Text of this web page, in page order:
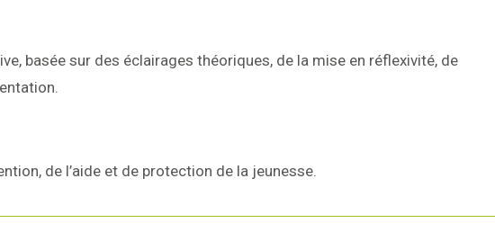
basée sur des éclairages théoriques, de la mise en réflexivité, de
de l’aide et de protection de la jeunesse.